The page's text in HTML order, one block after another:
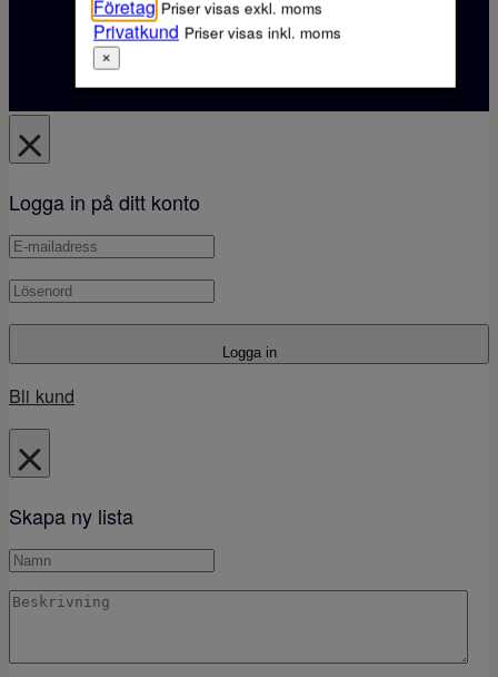
låt oss vara din partner i köket!
Logga in på ditt konto
Logga in
Bli kund
Skapa ny lista
Företag Priser visas exkl. moms
Privatkund Priser visas inkl. moms
×